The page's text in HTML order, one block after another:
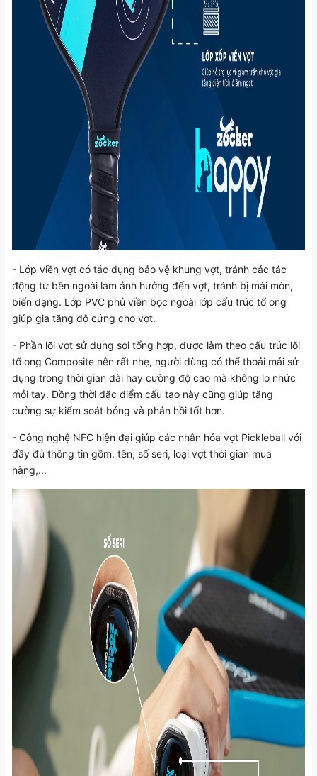
- Lớp viền vợt có tác dụng bảo vệ khung vợt, tránh các tác
động từ bên ngoài làm ảnh hưởng đến vợt, tránh bị mài mòn,
biến dạng. Lớp PVC phủ viền bọc ngoài lớp cấu trúc tổ ong
giúp gia tăng độ cứng cho vợt.
- Phần lõi vợt sử dụng sợi tổng hợp, được làm theo cấu trúc lõi
tổ ong Composite nên rất nhẹ, người dùng có thể thoải mái sử
dụng trong thời gian dài hay cường độ cao mà không lo nhức
mỏi tay. Đồng thời đặc điểm cấu tạo này cũng giúp tăng
cường sự kiểm soát bóng và phản hồi tốt hơn.
- Công nghệ NFC hiện đại giúp các nhân hóa vợt Pickleball với
đầy đủ thông tin gồm: tên, số seri, loại vợt thời gian mua
hàng,...